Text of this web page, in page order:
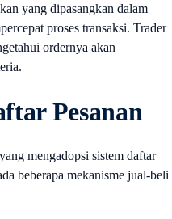
yang dipasangkan dalam
proses transaksi. Trader
ordernya akan
Pesanan
yang mengadopsi sistem daftar
beberapa mekanisme jual-beli